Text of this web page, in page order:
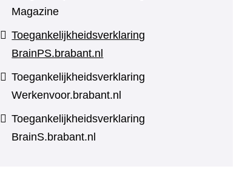
Magazine
Toegankelijkheidsverklaring
BrainPS.brabant.nl
Toegankelijkheidsverklaring
Werkenvoor.brabant.nl
Toegankelijkheidsverklaring
BrainS.brabant.nl